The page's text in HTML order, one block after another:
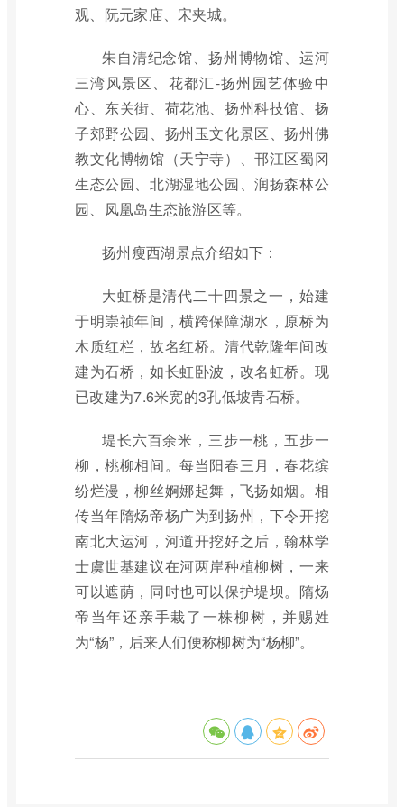
观、阮元家庙、宋夹城。
朱自清纪念馆、扬州博物馆、运河
三湾风景区、花都汇-扬州园艺体验中
心、东关街、荷花池、扬州科技馆、扬
子郊野公园、扬州玉文化景区、扬州佛
教文化博物馆（天宁寺）、邗江区蜀冈
生态公园、北湖湿地公园、润扬森林公
园、凤凰岛生态旅游区等。
扬州瘦西湖景点介绍如下：
大虹桥是清代二十四景之一，始建
于明崇祯年间，横跨保障湖水，原桥为
木质红栏，故名红桥。清代乾隆年间改
建为石桥，如长虹卧波，改名虹桥。现
已改建为7.6米宽的3孔低坡青石桥。
堤长六百余米，三步一桃，五步一
柳，桃柳相间。每当阳春三月，春花缤
纷烂漫，柳丝婀娜起舞，飞扬如烟。相
传当年隋炀帝杨广为到扬州，下令开挖
南北大运河，河道开挖好之后，翰林学
士虞世基建议在河两岸种植柳树，一来
可以遮荫，同时也可以保护堤坝。隋炀
帝当年还亲手栽了一株柳树，并赐姓
为“杨”，后来人们便称柳树为“杨柳”。